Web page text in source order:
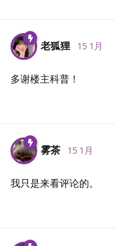
老狐狸 15 1月
多谢楼主科普！
雾茶 15 1月
我只是来看评论的。